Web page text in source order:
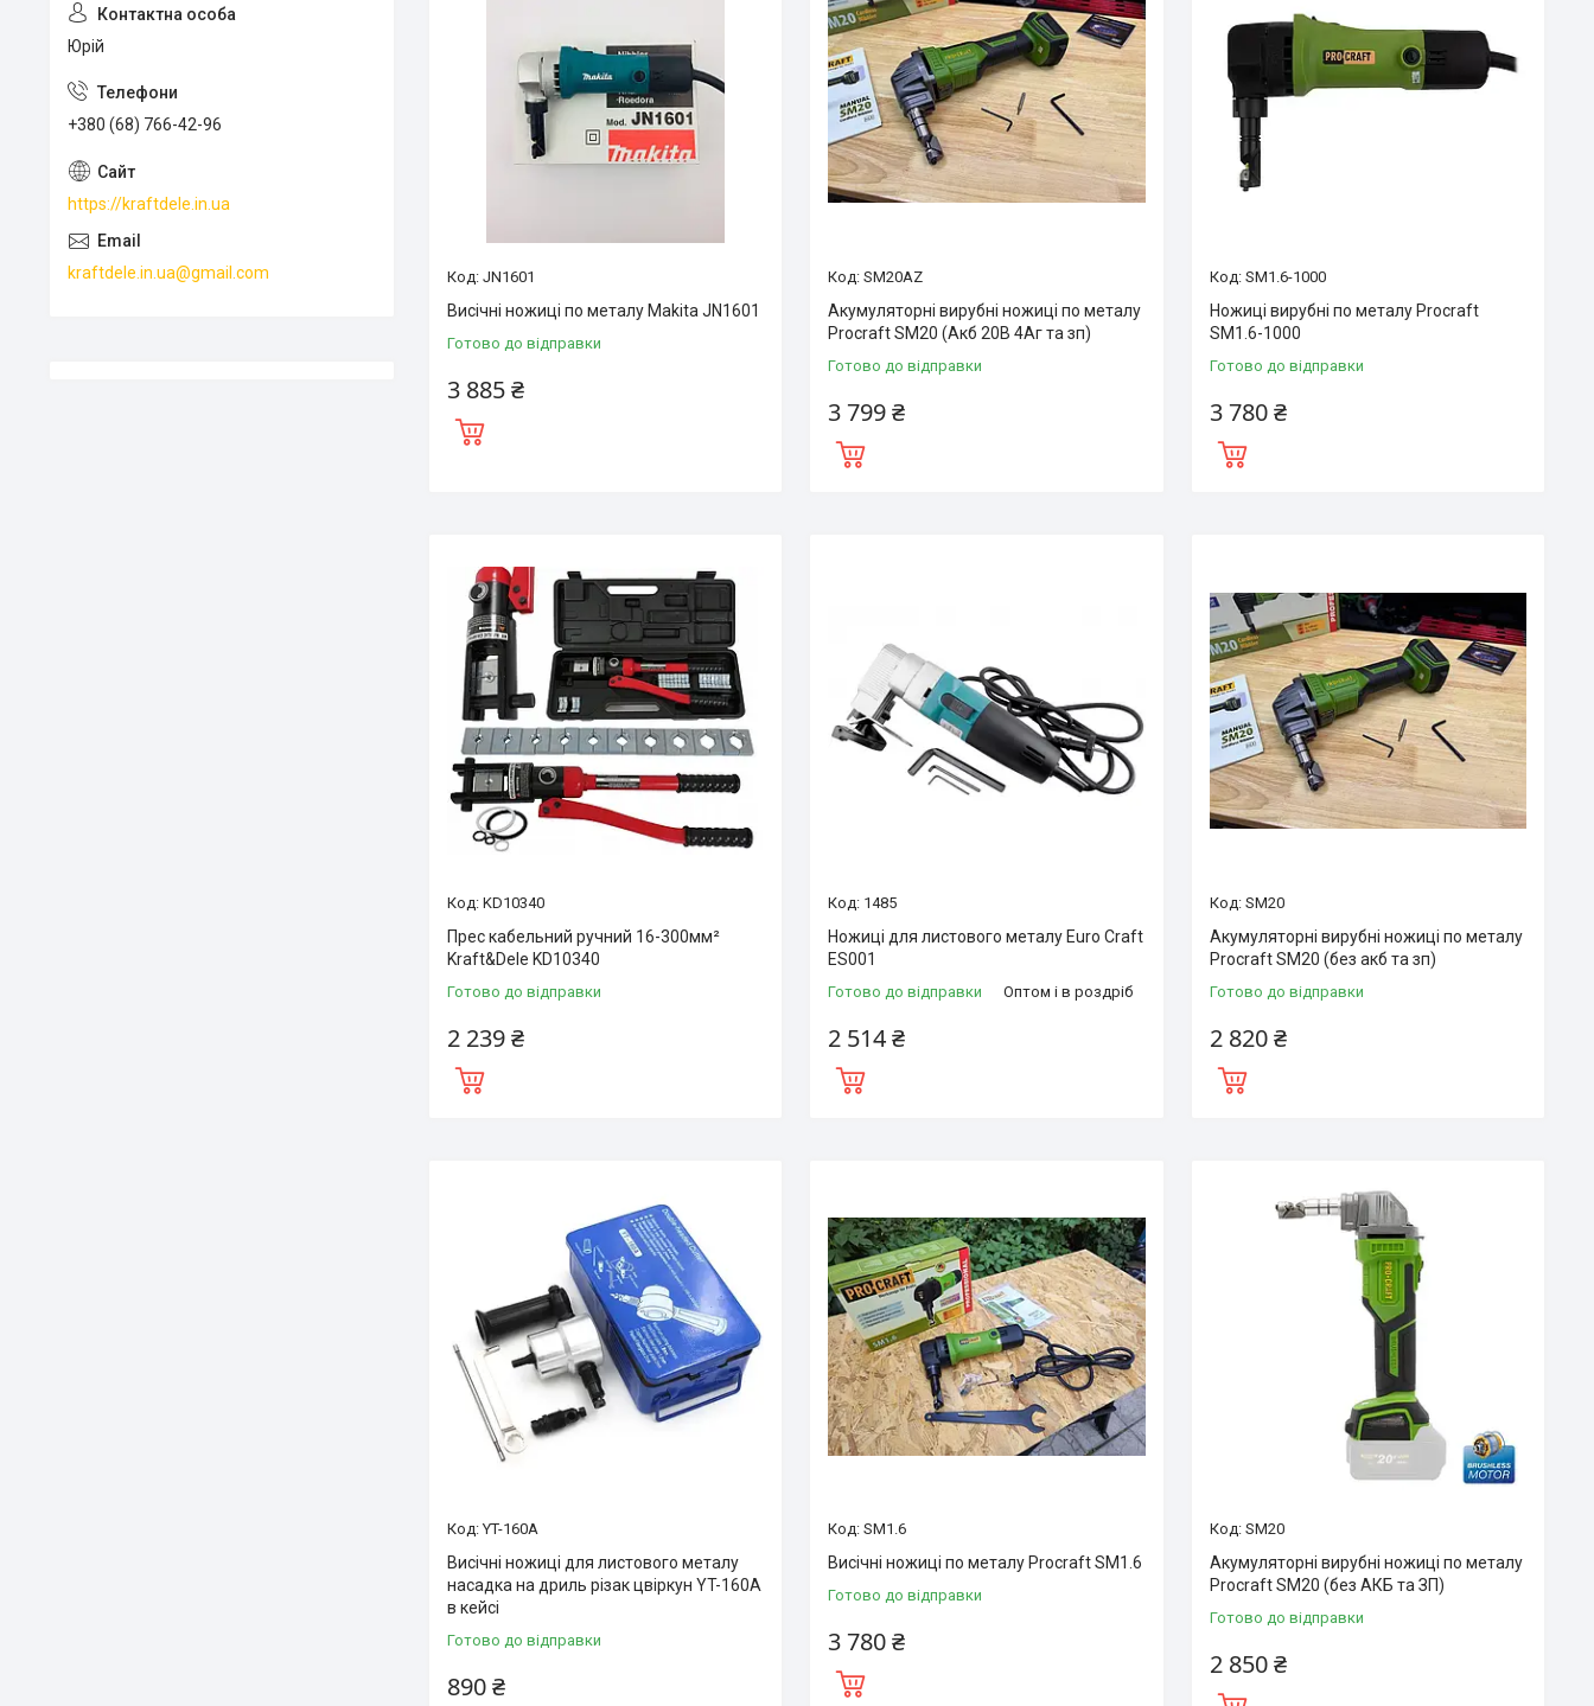
JN1601
Висічні ножиці по металу Makita JN1601
Готово до відправки
3 885 ₴
SM20AZ
Акумуляторні вирубні ножиці по металу
Procraft SM20 (Акб 20В 4Аг та зп)
Готово до відправки
3 799 ₴
SM1.6-1000
Ножиці вирубні по металу Procraft
SM1.6-1000
Готово до відправки
3 780 ₴
KD10340
Прес кабельний ручний 16-300мм²
Kraft&Dele KD10340
Готово до відправки
2 239 ₴
1485
Ножиці для листового металу Euro Craft
ES001
Готово до відправки Оптом і в роздріб
2 514 ₴
SM20
Акумуляторні вирубні ножиці по металу
Procraft SM20 (без акб та зп)
Готово до відправки
2 820 ₴
YT-160A
Висічні ножиці для листового металу
насадка на дриль різак цвіркун YT-160A
в кейсі
Готово до відправки
890 ₴
SM1.6
Висічні ножиці по металу Procraft SM1.6
Готово до відправки
3 780 ₴
SM20
Акумуляторні вирубні ножиці по металу
Procraft SM20 (без АКБ та ЗП)
Готово до відправки
2 850 ₴
Юрій
+380 (68) 766-42-96
https://kraftdele.in.ua
kraftdele.in.ua@gmail.com